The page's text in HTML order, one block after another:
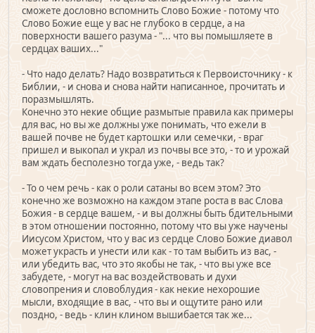
сможете дословно вспомнить Слово Божие - потому что
Слово Божие еще у вас не глубоко в сердце, а на
поверхности вашего разума - "... что вы помышляете в
сердцах ваших..."
- Что надо делать? Надо возвратиться к Первоисточнику - к
Библии, - и снова и снова найти написанное, прочитать и
поразмышлять.
Конечно это некие общие размытые правила как примеры
для вас, но вы же должны уже понимать, что ежели в
вашей почве не будет картошки или семечки, - враг
пришел и выкопал и украл из почвы все это, - то и урожай
вам ждать бесполезно тогда уже, - ведь так?
- То о чем речь - как о роли сатаны во всем этом? Это
конечно же возможно на каждом этапе роста в вас Слова
Божия - в сердце вашем, - и вы должны быть бдительными
в этом отношении постоянно, потому что вы уже научены
Иисусом Христом, что у вас из сердце Слово Божие диавол
может украсть и унести или как - то там выбить из вас, -
или убедить вас, что это якобы не так, - что вы уже все
забудете, - могут на вас воздействовать и духи
словопрения и словоблудия - как некие нехорошие
мысли, входящие в вас, - что вы и ощутите рано или
поздно, - ведь - клин клином вышибается так же...